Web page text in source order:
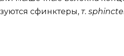
сфинктеры, т.